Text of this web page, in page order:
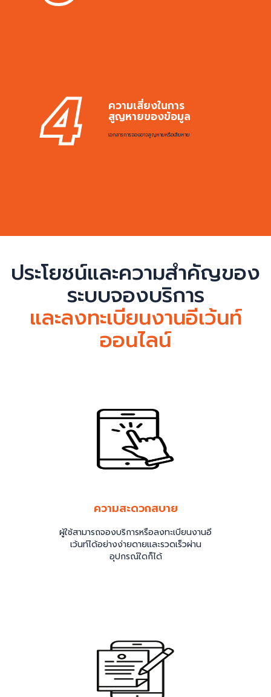
4 ความเสี่ยงในการ
สูญหายของข้อมูล
เอกสารการจองอาจสูญหายหรือเสียหาย
ประโยชน์และความสำคัญของ
ระบบจองบริการ
และลงทะเบียนงานอีเว้นท์
ออนไลน์
ความสะดวกสบาย
ผู้ใช้สามารถจองบริการหรือลงทะเบียนงานอี
เว้นท์ได้อย่างง่ายดายและรวดเร็วผ่าน
อุปกรณ์ใดก็ได้